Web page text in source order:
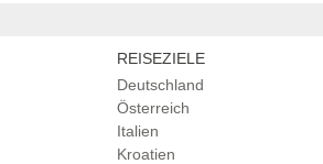
Wandern (1)
REISEZIELE
Deutschland
Österreich
Italien
Kroatien